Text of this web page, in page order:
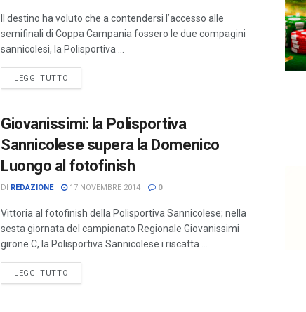
Il destino ha voluto che a contendersi l’accesso alle
semifinali di Coppa Campania fossero le due compagini
sannicolesi, la Polisportiva ...
LEGGI TUTTO
Giovanissimi: la Polisportiva
Sannicolese supera la Domenico
Luongo al fotofinish
DI REDAZIONE 17 NOVEMBRE 2014 0
Vittoria al fotofinish della Polisportiva Sannicolese; nella
sesta giornata del campionato Regionale Giovanissimi
girone C, la Polisportiva Sannicolese i riscatta ...
LEGGI TUTTO